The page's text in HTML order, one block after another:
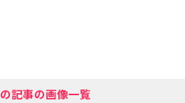
記事の画像一覧